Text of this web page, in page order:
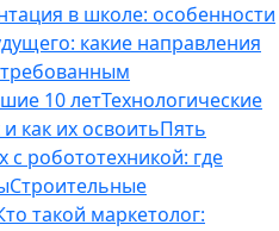
в школе: особенности
какие направления
10 летТехнологические
как их освоитьПять
с робототехникой: где
Строительные
такой маркетолог: